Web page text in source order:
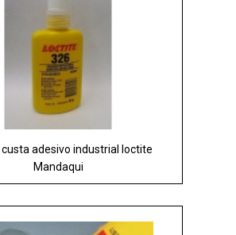
adesivo industrial loctite
Mandaqui